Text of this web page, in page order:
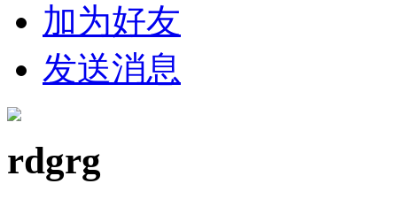
加为好友
发送消息
rdgrg